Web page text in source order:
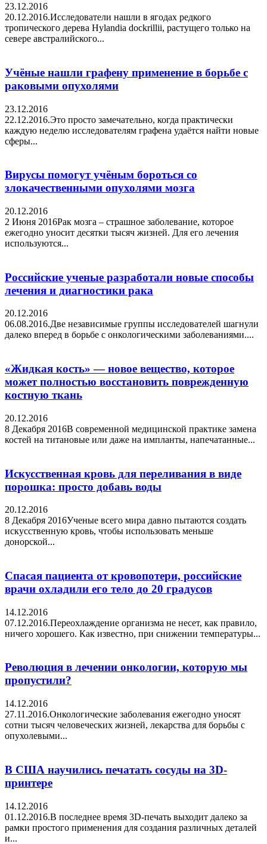
23.12.2016
20.12.2016.Исследователи нашли в ягодах редкого
тропического дерева Hylandia dockrillii, растущего только на
севере австралийского...
Учёные нашли графену применение в борьбе с
раковыми опухолями
23.12.2016
22.12.2016.Это просто замечательно, когда практически
каждую неделю исследователям графена удаётся найти новые
сферы...
Вирусы помогут учёным бороться со
злокачественными опухолями мозга
20.12.2016
2 Июня 2016Рак мозга – страшное заболевание, которое
ежегодно уносит десятки тысяч жизней. Для его лечения
используются...
Российские ученые разработали новые способы
лечения и диагностики рака
20.12.2016
06.08.2016.Две независимые группы исследователей шагнули
далеко вперед в борьбе с онкологическими заболеваниями....
«Жидкая кость» — новое вещество, которое
может полностью восстановить поврежденную
костную ткань
20.12.2016
8 Декабря 2016В современной медицинской практике замена
костей на титановые или даже на импланты, напечатанные...
Искусственная кровь для переливания в виде
порошка: просто добавь воды
20.12.2016
8 Декабря 2016Ученые всего мира давно пытаются создать
искусственную кровь, чтобы использовать меньше
донорской...
Спасая пациента от кровопотери, российские
врачи охладили его тело до 20 градусов
14.12.2016
07.12.2016.Переохлаждение организма не несет, как правило,
ничего хорошего. Как известно, при снижении температуры...
Революция в лечении онкологии, которую мы
пропустили?
14.12.2016
27.11.2016.Онкологические заболевания ежегодно уносят
сотни тысяч человеческих жизней, лекарства для борьбы с
опухолевыми...
В США научились печатать сосуды на 3D-
принтере
14.12.2016
01.12.2016.В последнее время 3D-печать выходит далеко за
рамки простого применения для создания различных деталей
и...